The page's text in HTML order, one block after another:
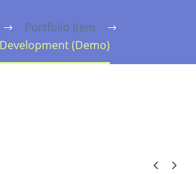
Portfolio Item
(Demo)
 